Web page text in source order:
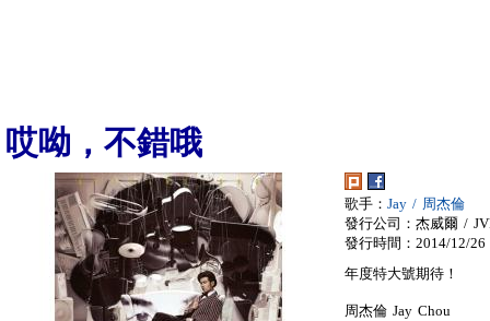
哎呦，不錯哦
歌手： Jay / 周杰倫
發行公司：杰威爾 /
發行時間：2014/12/26
年度特大號期待！
周杰倫 Jay Chou